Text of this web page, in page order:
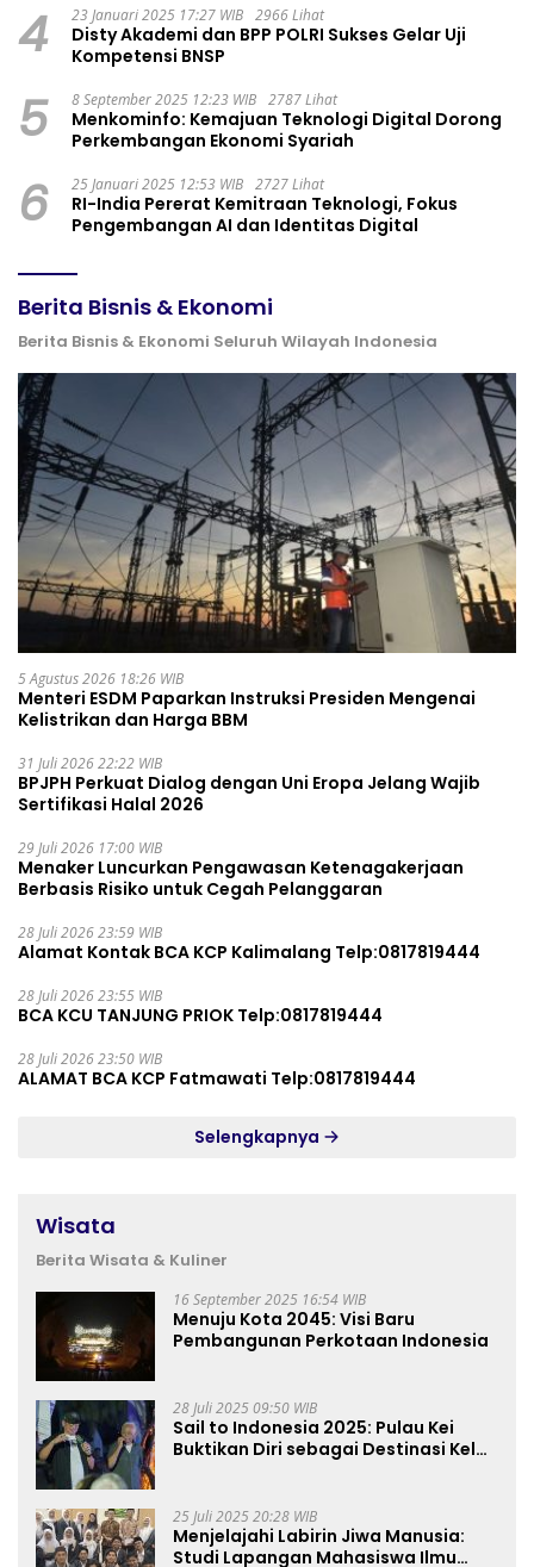
4 23 Januari 2025 17:27 WIB 2966 Lihat
Disty Akademi dan BPP POLRI Sukses Gelar Uji
Kompetensi BNSP
5 8 September 2025 12:23 WIB 2787 Lihat
Menkominfo: Kemajuan Teknologi Digital Dorong
Perkembangan Ekonomi Syariah
6 25 Januari 2025 12:53 WIB 2727 Lihat
RI-India Pererat Kemitraan Teknologi, Fokus
Pengembangan AI dan Identitas Digital
Berita Bisnis & Ekonomi
Berita Bisnis & Ekonomi Seluruh Wilayah Indonesia
5 Agustus 2026 18:26 WIB
Menteri ESDM Paparkan Instruksi Presiden Mengenai
Kelistrikan dan Harga BBM
31 Juli 2026 22:22 WIB
BPJPH Perkuat Dialog dengan Uni Eropa Jelang Wajib
Sertifikasi Halal 2026
29 Juli 2026 17:00 WIB
Menaker Luncurkan Pengawasan Ketenagakerjaan
Berbasis Risiko untuk Cegah Pelanggaran
28 Juli 2026 23:59 WIB
Alamat Kontak BCA KCP Kalimalang Telp:0817819444
28 Juli 2026 23:55 WIB
BCA KCU TANJUNG PRIOK Telp:0817819444
28 Juli 2026 23:50 WIB
ALAMAT BCA KCP Fatmawati Telp:0817819444
Selengkapnya
Wisata
Berita Wisata & Kuliner
16 September 2025 16:54 WIB
Menuju Kota 2045: Visi Baru
Pembangunan Perkotaan Indonesia
28 Juli 2025 09:50 WIB
Sail to Indonesia 2025: Pulau Kei
Buktikan Diri sebagai Destinasi Kelas
25 Juli 2025 20:28 WIB
Menjelajahi Labirin Jiwa Manusia:
Studi Lapangan Mahasiswa Ilmu